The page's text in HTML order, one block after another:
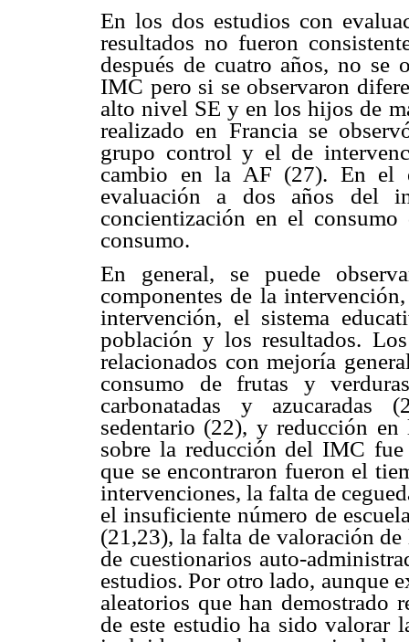
En los dos estudios con
resultados no fueron
después de cuatro años, no se
IMC pero si se observaron
alto nivel SE y en los hijos de
realizado en Francia se
grupo control y el de
cambio en la AF (27). En el
evaluación a dos años del
concientización en el
consumo.
En general, se puede
componentes de la
intervención, el sistema
población y los resultados.
relacionados con mejoría
consumo de frutas y
carbonatadas y azucaradas
sedentario (22), y reducción
sobre la reducción del IMC
que se encontraron fueron el
intervenciones, la falta de
el insuficiente número de
(21,23), la falta de valoración
de cuestionarios auto-
estudios. Por otro lado, aunque
aleatorios que han demostrado
de este estudio ha sido valorar